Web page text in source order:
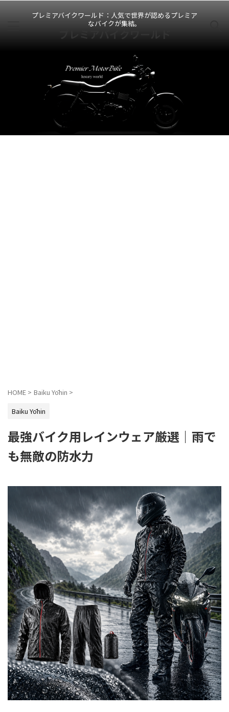
プレミアバイクワールド：人気で世界が認めるプレミア
なバイクが集結。
HOME > Baiku Yōhin >
Baiku Yōhin
最強バイク用レインウェア厳選｜雨で
も無敵の防水力